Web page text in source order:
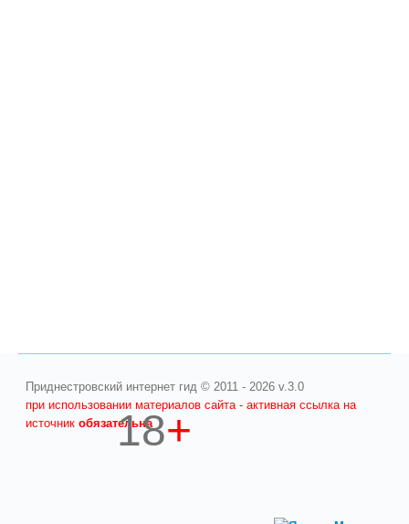
Приднестровский интернет гид © 2011 - 2026 v.3.0
при использовании материалов сайта - активная ссылка на
источникобязательна
18+